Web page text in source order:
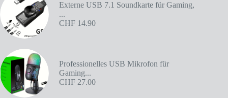
Externe USB 7.1 Soundkarte für Gaming,
...
CHF 14.90
Professionelles USB Mikrofon für
Gaming...
CHF 27.00